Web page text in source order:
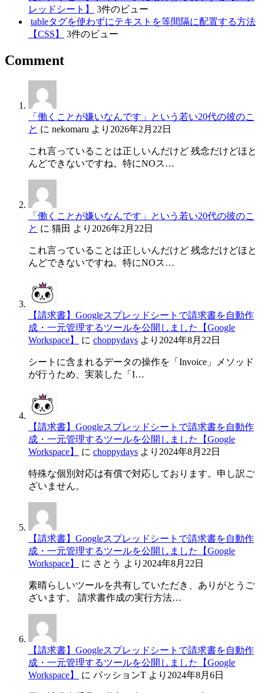
レッドシート】
3件のビュー
tableタグを使わずにテキストを等間隔に配置する方法
【CSS】
3件のビュー
Comment
「働くことが嫌いなんです」という若い20代の彼のこ
と に nekomaru より 2026年2月22日
これ言っていることは正しいんだけど 残念だけどほと
んどできないですね。特にNOス…
「働くことが嫌いなんです」という若い20代の彼のこ
と に 猫田 より 2026年2月22日
これ言っていることは正しいんだけど 残念だけどほと
んどできないですね。特にNOス…
【請求書】Googleスプレッドシートで請求書を自動作
成・一元管理するツールを公開しました【Google
Workspace】
に choppydays より 2024年8月22日
シートに含まれるデータの操作を「Invoice」メソッド
が行うため、実装した「I…
【請求書】Googleスプレッドシートで請求書を自動作
成・一元管理するツールを公開しました【Google
Workspace】
に choppydays より 2024年8月22日
特殊な個別対応は有償で対応しております。申し訳ご
ざいません。
【請求書】Googleスプレッドシートで請求書を自動作
成・一元管理するツールを公開しました【Google
Workspace】
に さとう より 2024年8月22日
素晴らしいツールを共有していただき、ありがとうご
ざいます。 請求書作成の実行方法…
【請求書】Googleスプレッドシートで請求書を自動作
成・一元管理するツールを公開しました【Google
Workspace】
に パッションT より 2024年8月6日